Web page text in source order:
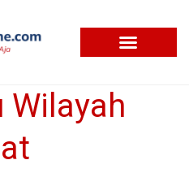
Wilayah